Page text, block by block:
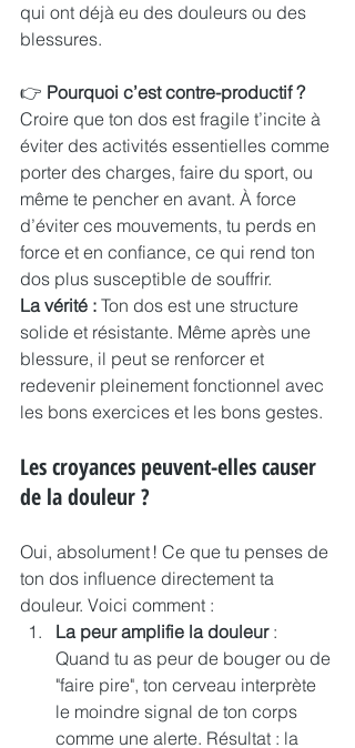
qui ont déjà eu des douleurs ou des
blessures.
👉 Pourquoi c’est contre-productif ?
Croire que ton dos est fragile t’incite à
éviter des activités essentielles comme
porter des charges, faire du sport, ou
même te pencher en avant. À force
d’éviter ces mouvements, tu perds en
force et en confiance, ce qui rend ton
dos plus susceptible de souffrir.
La vérité : Ton dos est une structure
solide et résistante. Même après une
blessure, il peut se renforcer et
redevenir pleinement fonctionnel avec
les bons exercices et les bons gestes.
Les croyances peuvent-elles causer
de la douleur ?
Oui, absolument ! Ce que tu penses de
ton dos influence directement ta
douleur. Voici comment :
La peur amplifie la douleur :
Quand tu as peur de bouger ou de
"faire pire", ton cerveau interprète
le moindre signal de ton corps
comme une alerte. Résultat : la